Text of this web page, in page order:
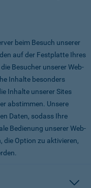
beim Besuch unserer
auf der Festplatte Ihres
Besucher unserer Web-
Inhalte besonders
Inhalte unserer Sites
abstimmen. Unsere
Daten, sodass Ihre
Bedienung unserer Web-
die Option zu aktivieren,